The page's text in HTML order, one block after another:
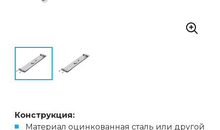
Конструкция:
Материал оцинкованная сталь или другой